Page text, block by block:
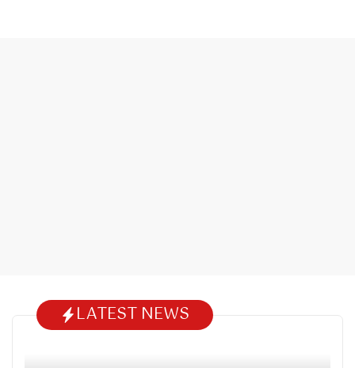
LATEST NEWS